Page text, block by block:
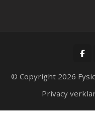
© Copyright 2026
Privacy